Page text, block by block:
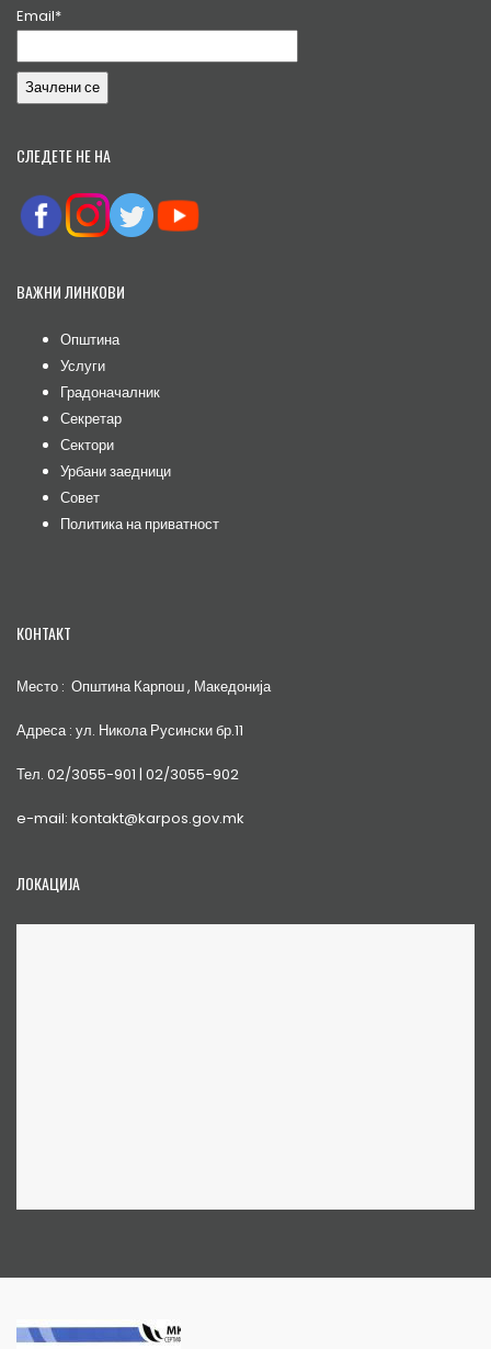
Email*
СЛЕДЕТЕ НЕ НА
ВАЖНИ ЛИНКОВИ
Општина
Услуги
Градоначалник
Секретар
Сектори
Урбани заедници
Совет
Политика на приватност
КОНТАКТ
Место : Општина Карпош , Македонија
Адреса : ул. Никола Русински бр.11
Тел. 02/3055-901 | 02/3055-902
e-mail: kontakt@karpos.gov.mk
ЛОКАЦИЈА